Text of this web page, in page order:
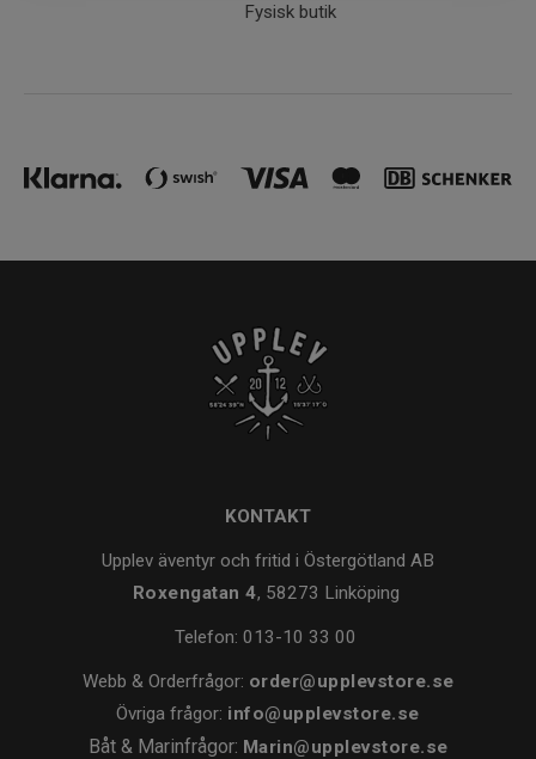
Fysisk butik
KONTAKT
Upplev äventyr och fritid i Östergötland AB
Roxengatan 4, 58273 Linköping
Telefon: 013-10 33 00
Webb & Orderfrågor: order@upplevstore.se
Övriga frågor: info@upplevstore.se
Båt & Marinfrågor: Marin@upplevstore.se